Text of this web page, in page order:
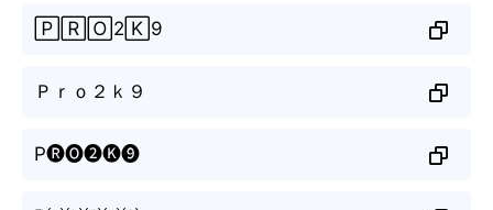
🄿🅁🄾2🄺9
Ｐｒｏ２ｋ９
P🅡🅞❷🅚❾